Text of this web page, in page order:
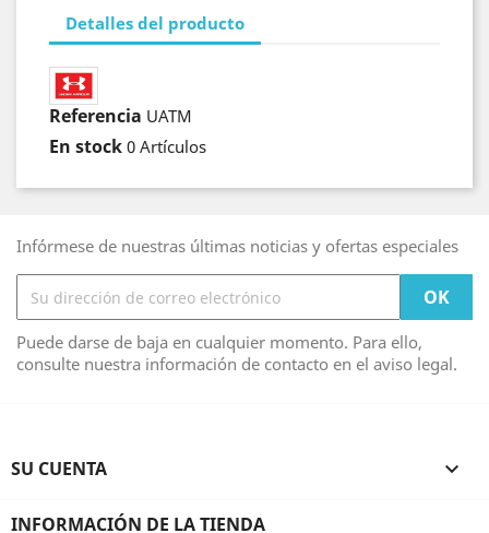
Detalles del producto
Referencia UATM
En stock 0 Artículos
Infórmese de nuestras últimas noticias y ofertas especiales
Puede darse de baja en cualquier momento. Para ello,
consulte nuestra información de contacto en el aviso legal.
SU CUENTA 
INFORMACIÓN DE LA TIENDA